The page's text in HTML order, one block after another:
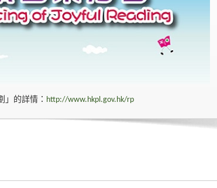
」的詳情： http://www.hkpl.gov.hk/rp